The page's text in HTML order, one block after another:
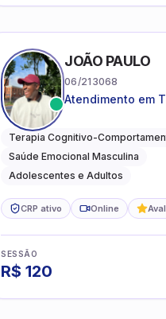
JOÃO PAULO
06/213068
Atendimento em
desenvolvimento
emocional
Terapia Cognitivo-
Saúde Emocional Masculina
Adolescentes e Adultos
CRP ativo Online
SESSÃO
R$ 120